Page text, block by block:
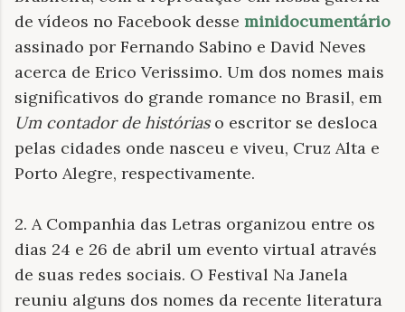
de vídeos no Facebook desse minidocumentário
assinado por Fernando Sabino e David Neves
acerca de Erico Verissimo. Um dos nomes mais
significativos do grande romance no Brasil, em
Um contador de históriaso escritor se desloca
pelas cidades onde nasceu e viveu, Cruz Alta e
Porto Alegre, respectivamente.
2. A Companhia das Letras organizou entre os
dias 24 e 26 de abril um evento virtual através
de suas redes sociais. O Festival Na Janela
reuniu alguns dos nomes da recente literatura